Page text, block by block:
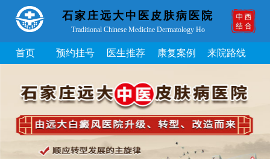
石家庄远大中医皮肤病医院
Traditional Chinese Medicine Dermatology Ho
首页 预约挂号 医生推荐 康复案例 来院路线